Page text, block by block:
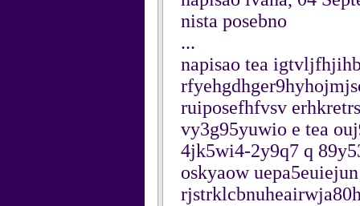
nista posebno
...
napisao tea
ruiposefhfvsv
vy3g95yuwio e tea
4jk5wi4-2y9q7 q
oskyaow